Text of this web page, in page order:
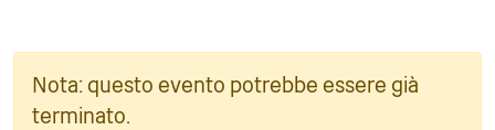
Nota: questo evento potrebbe essere già
terminato.